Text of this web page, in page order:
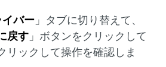
イバー 」タブに切り替えて、
戻す 」ボタンをクリックして
リックして操作を確認しま